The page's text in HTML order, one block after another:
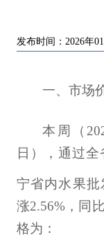
发布时间：2026年
一、市场
本周（
日），通过
宁省内水果批
涨2.56%，同
格为：